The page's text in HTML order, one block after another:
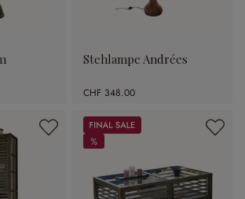
Stehlampe Andrées
CHF 348.00
Sale
%
%